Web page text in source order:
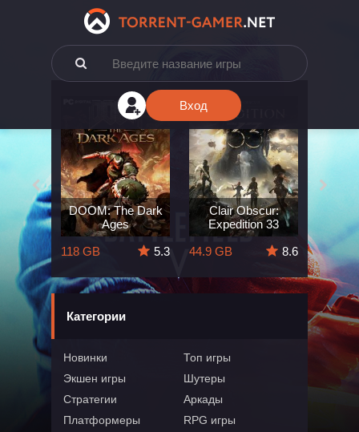
Вход
The
5.7
DOOM: The Dark
Ages
118 GB
5.3
Clair Obscur:
Expedition 33
44.9 GB
8.6
164 GB
Категории
Новинки
Топ игры
Экшен игры
Шутеры
Стратегии
Аркады
Платформеры
RPG игры